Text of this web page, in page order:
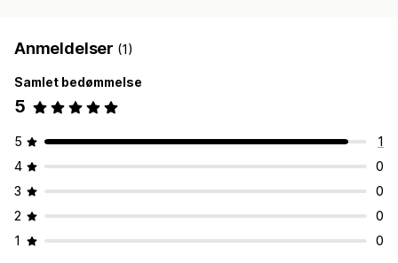
Anmeldelser (1)
Samlet bedømmelse
5
5
1
4
0
3
0
2
0
1
0